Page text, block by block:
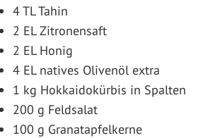
4 TL Tahin
2 EL Zitronensaft
2 EL Honig
4 EL natives Olivenöl extra
1 kg Hokkaidokürbis in Spalten
200 g Feldsalat
100 g Granatapfelkerne